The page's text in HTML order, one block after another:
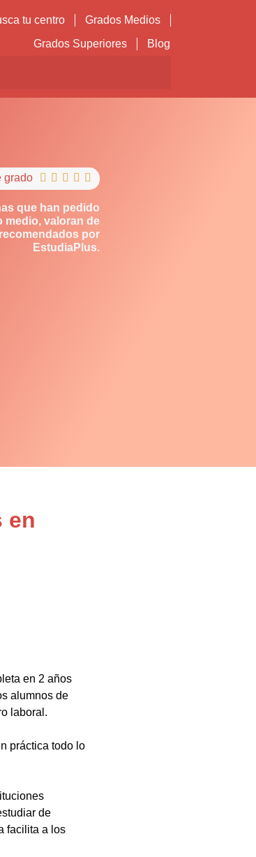
tu centro
Grados Medios
Grados Superiores
Blog
grado     
que han pedido
medio, valoran de
por
EstudiaPlus.
en
en 2 años
alumnos de
laboral.
práctica todo lo
de
facilita a los